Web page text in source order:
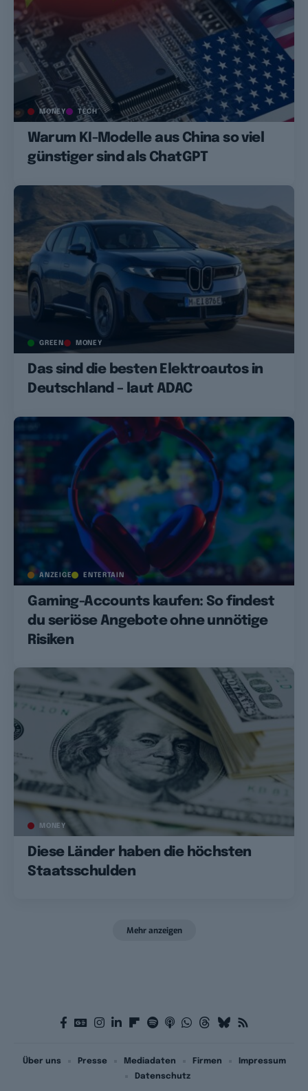
MONEY TECH
Warum KI-Modelle aus China so viel
günstiger sind als ChatGPT
GREEN MONEY
Das sind die besten Elektroautos in
Deutschland – laut ADAC
ANZEIGE ENTERTAIN
Gaming-Accounts kaufen: So findest
du seriöse Angebote ohne unnötige
Risiken
MONEY
Diese Länder haben die höchsten
Staatsschulden
Mehr anzeigen
Über uns Presse Mediadaten Firmen
Impressum
Datenschutz